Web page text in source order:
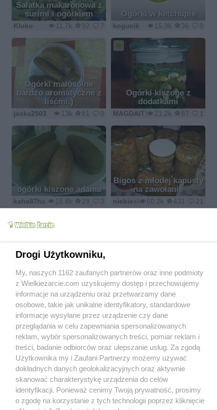
Sałatka makaronowa z
surimi i ogórkiem
11.7k 92 7
Kluko
Ogórki w ketchupie
15.3k 36 0
kogucik
Ogórki małosolne
bardzo aromatyczne z
liśćmi:)
13k 81 0
jaska2503
Ogórki kiszone z
dodatkami
21.2k 87 1
MAGDAITYLE
ogórki kiszone adama
15.8k 29 3
kaha87ha
Bigos z młodej kapusty
na zawołanie
60.2k 431 21
niebieska-różyczka
Sałatka z krabów
14
jajek na twardo
pulpetów parówek
72
emeska1974
Buraczki kiszone
17.3k 98 5
crisen
Protal - kuleczki rybne
pod kwaśnym sosem
8.3k
Pola42
1 2 >
Drogi Użytkowniku,
My, naszych 1162 zaufanych partnerów oraz inne podmioty
z Wielkiezarcie.com uzyskujemy dostęp i przechowujemy
informacje na urządzeniu oraz przetwarzamy dane
osobowe, takie jak unikalne identyfikatory, standardowe
informacje wysyłane przez urządzenie czy dane
przeglądania w celu zapewniania spersonalizowanych
reklam, wybór spersonalizowanych treści, pomiar reklam i
treści, badanie odbiorców oraz ulepszanie usług. Za zgodą
Użytkownika my i Zaufani Partnerzy możemy używać
dokładnych danych geolokalizacyjnych oraz aktywnie
skanować charakterystykę urządzenia do celów
identyfikacji. Ponieważ cenimy Twoją prywatność, prosimy
o zgodę na korzystanie z tych technologii poprzez kliknięcie